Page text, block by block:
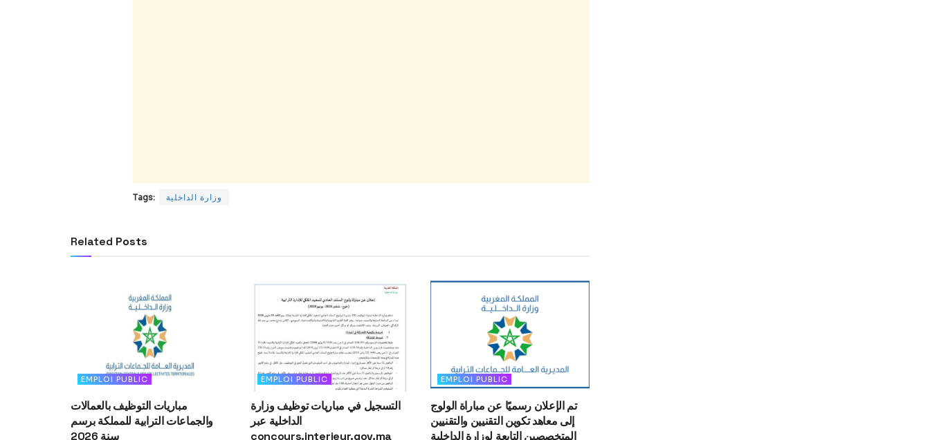
Tags: وزارة الداخلية
Related Posts
EMPLOI PUBLIC
مباريات التوظيف بالعمالات
والجماعات الترابية للمملكة برسم
سنة 2026
EMPLOI PUBLIC
التسجيل في مباريات توظيف وزارة
الداخلية عبر
concours.interieur.gov.ma
EMPLOI PUBLIC
تم الإعلان رسميًا عن مباراة الولوج
إلى معاهد تكوين التقنيين والتقنيين
المتخصصين التابعة لوزارة الداخلية